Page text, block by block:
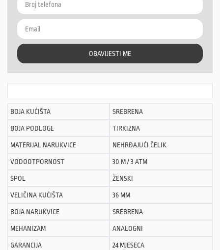
OBAVIJESTI ME
BOJA KUĆIŠTA SREBRENA
BOJA PODLOGE TIRKIZNA
MATERIJAL NARUKVICE NEHRĐAJUĆI ČELIK
VODOOTPORNOST 30 M / 3 ATM
SPOL ŽENSKI
VELIČINA KUĆIŠTA 36 MM
BOJA NARUKVICE SREBRENA
MEHANIZAM ANALOGNI
GARANCIJA 24 MJESECA